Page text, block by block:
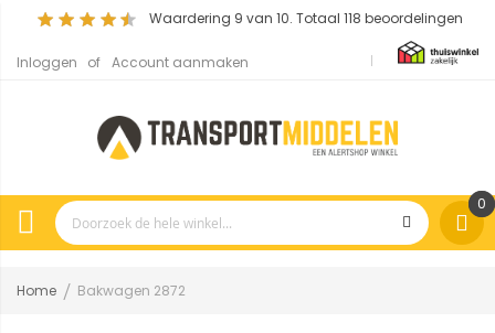
Waardering 9 van 10. Totaal 118 beoordelingen
Inloggen Account aanmaken
0
Home Bakwagen 2872